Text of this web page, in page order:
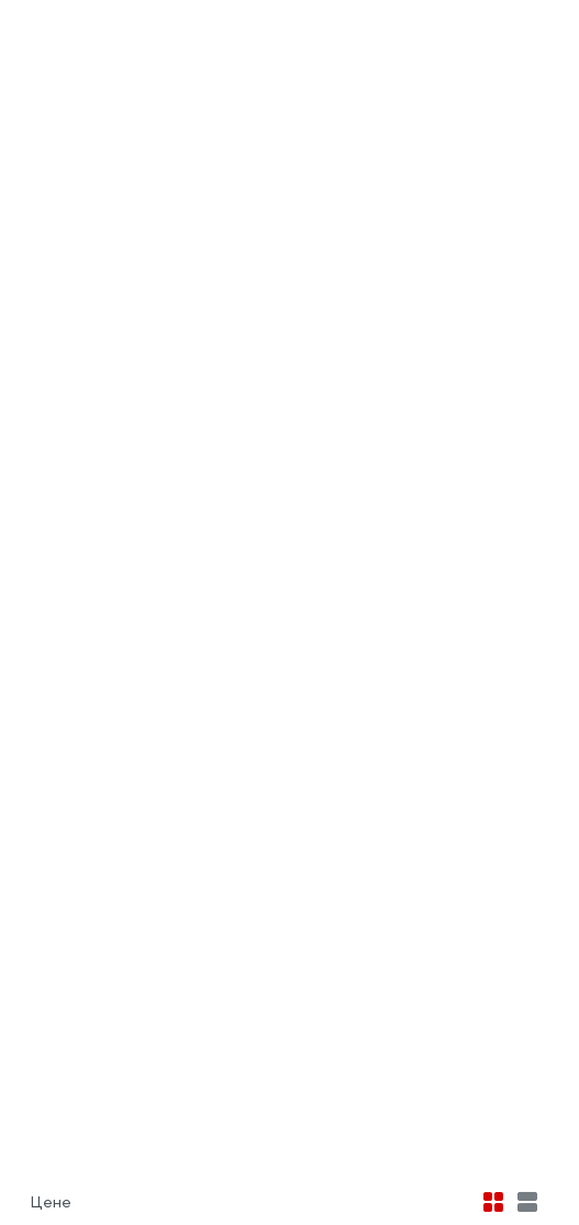
Цене